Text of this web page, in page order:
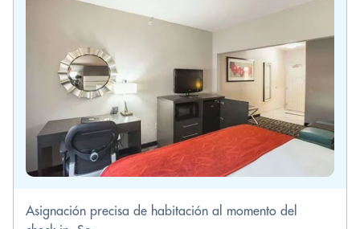
Asignación precisa de habitación al momento del